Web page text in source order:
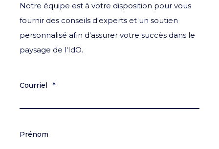
Notre équipe est à votre disposition pour vous
fournir des conseils d'experts et un soutien
personnalisé afin d'assurer votre succès dans le
paysage de l'IdO.
Courriel *
Prénom